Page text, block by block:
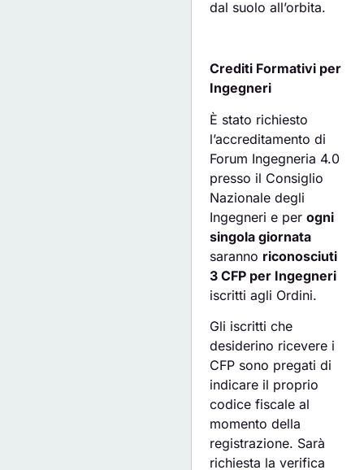
dal suolo all’orbita.
Crediti Formativi per
Ingegneri
È stato richiesto
l’accreditamento di
Forum Ingegneria 4.0
presso il Consiglio
Nazionale degli
Ingegneri e perogni
singola giornata
saranno riconosciuti
3 CFP per Ingegneri
iscritti agli Ordini.
Gli iscritti che
desiderino ricevere i
CFP sono pregati di
indicare il proprio
codice fiscale al
momento della
registrazione. Sarà
richiesta la verifica